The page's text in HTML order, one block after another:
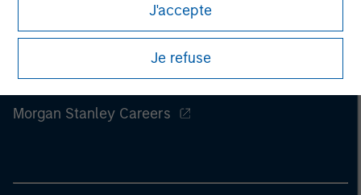
Veuillez noter que la notion d’Investisseur professionnel
J'accepte
Je refuse
Morgan Stanley
Morgan Stanley Careers